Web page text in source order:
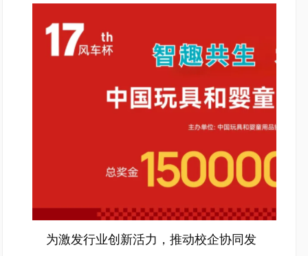
为激发行业创新活力，推动校企协同发